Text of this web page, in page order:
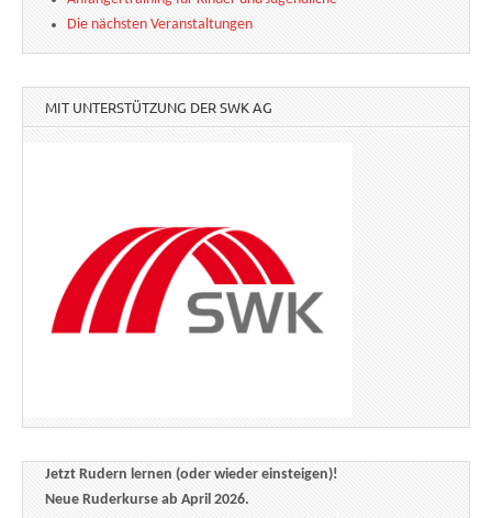
Die nächsten Veranstaltungen
MIT UNTERSTÜTZUNG DER SWK AG
Jetzt Rudern lernen (oder wieder einsteigen)!
Neue Ruderkurse ab April 2026.